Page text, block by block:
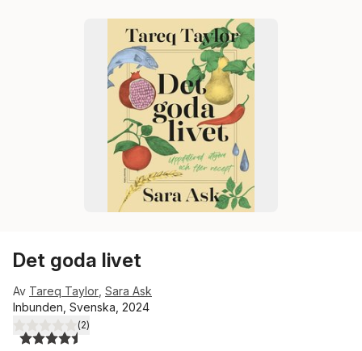
Det goda livet
Av Tareq Taylor Sara Ask
Inbunden, Svenska, 2024
4,5utav 5 stjärnor. Totalt antal röster:
(2)